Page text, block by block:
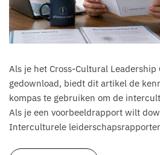
Als je het Cross-Cultural Leadership
gedownload, biedt dit artikel de
kompas te gebruiken om de
Als je een voorbeeldrapport wilt
Interculturele